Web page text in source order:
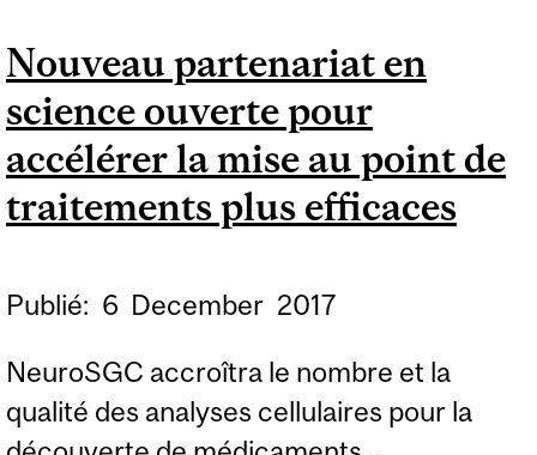
NOUVEAU REGISTRE DE
PATIENTS EN SCIENCE
OUVERTE
Nouveau partenariat en
science ouverte pour
accélérer la mise au point de
traitements plus efficaces
Publié: 6 December 2017
NeuroSGC accroîtra le nombre et la
qualité des analyses cellulaires pour la